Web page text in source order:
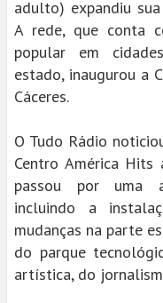
adulto) expandiu
A rede, que conta
popular em
estado, inaugurou a
Cáceres.
O Tudo Rádio
Centro América Hits
passou por uma
incluindo a
mudanças na parte
do parque
artística, do